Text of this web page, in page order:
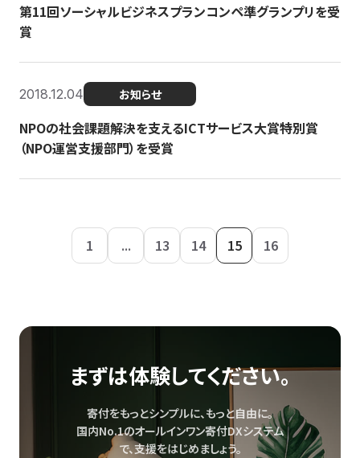
第11回ソーシャルビジネスプランコンペ準グランプリを受
賞
2018.12.04 お知らせ
NPOの社会課題解決を支えるICTサービス大賞特別賞
（NPO運営支援部門）を受賞
1 ... 13 14 15 16
まずは体験してください。
寄付をもっとシンプルに、もっと自由に。
国内No.1のオールインワン寄付DXシステム
で、支援をはじめましょう。